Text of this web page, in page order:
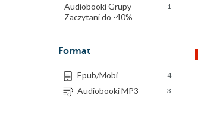
Audiobooki Grupy
Zaczytani do -40%
1
Format
Epub/Mobi 4
Audiobooki MP3 3